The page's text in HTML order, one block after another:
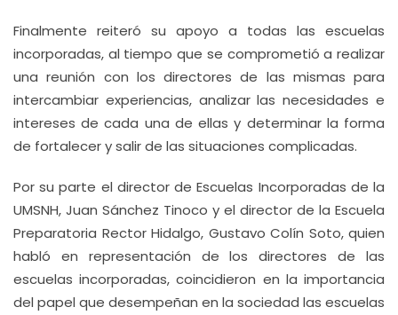
Finalmente reiteró su apoyo a todas las escuelas
incorporadas, al tiempo que se comprometió a realizar
una reunión con los directores de las mismas para
intercambiar experiencias, analizar las necesidades e
intereses de cada una de ellas y determinar la forma
de fortalecer y salir de las situaciones complicadas.
Por su parte el director de Escuelas Incorporadas de la
UMSNH, Juan Sánchez Tinoco y el director de la Escuela
Preparatoria Rector Hidalgo, Gustavo Colín Soto, quien
habló en representación de los directores de las
escuelas incorporadas, coincidieron en la importancia
del papel que desempeñan en la sociedad las escuelas